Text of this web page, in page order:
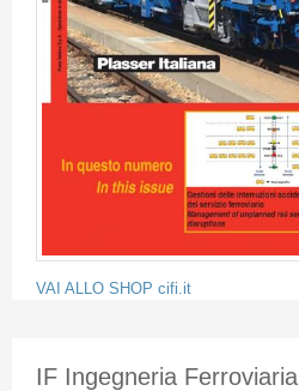
VAI ALLO SHOP cifi.it
IF Ingegneria Ferroviaria